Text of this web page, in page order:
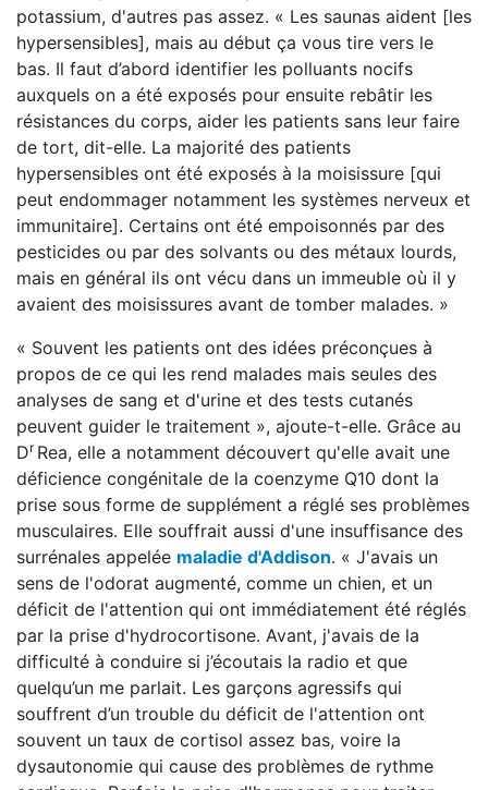
potassium, d'autres pas assez. « Les saunas aident [les
hypersensibles], mais au début ça vous tire vers le
bas. Il faut d’abord identifier les polluants nocifs
auxquels on a été exposés pour ensuite rebâtir les
résistances du corps, aider les patients sans leur faire
de tort, dit-elle. La majorité des patients
hypersensibles ont été exposés à la moisissure [qui
peut endommager notamment les systèmes nerveux et
immunitaire]. Certains ont été empoisonnés par des
pesticides ou par des solvants ou des métaux lourds,
mais en général ils ont vécu dans un immeuble où il y
avaient des moisissures avant de tomber malades. »
« Souvent les patients ont des idées préconçues à
propos de ce qui les rend malades mais seules des
analyses de sang et d'urine et des tests cutanés
peuvent guider le traitement », ajoute-t-elle. Grâce au
Dr Rea, elle a notamment découvert qu'elle avait une
déficience congénitale de la coenzyme Q10 dont la
prise sous forme de supplément a réglé ses problèmes
musculaires. Elle souffrait aussi d'une insuffisance des
surrénales appelée maladie d'Addison. « J'avais un
sens de l'odorat augmenté, comme un chien, et un
déficit de l'attention qui ont immédiatement été réglés
par la prise d'hydrocortisone. Avant, j'avais de la
difficulté à conduire si j’écoutais la radio et que
quelqu’un me parlait. Les garçons agressifs qui
souffrent d’un trouble du déficit de l'attention ont
souvent un taux de cortisol assez bas, voire la
dysautonomie qui cause des problèmes de rythme